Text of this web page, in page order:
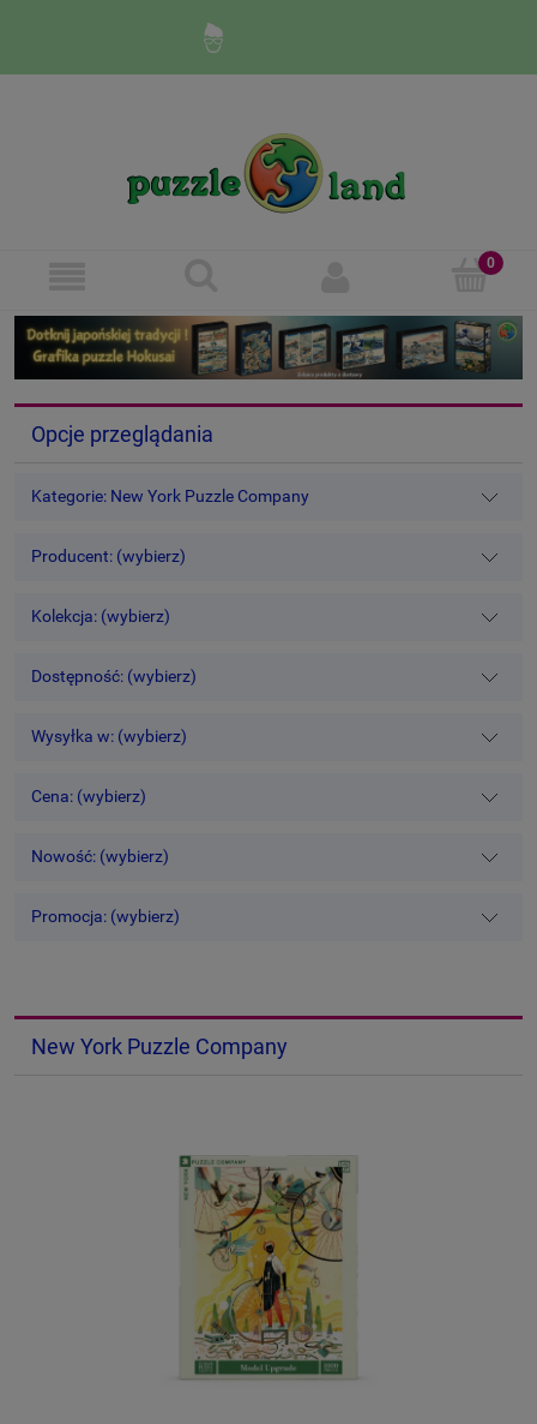
Opcje przeglądania
Kategorie: New York Puzzle Company
Producent: (wybierz)
Kolekcja: (wybierz)
Dostępność: (wybierz)
Wysyłka w: (wybierz)
Cena: (wybierz)
Nowość: (wybierz)
Promocja: (wybierz)
New York Puzzle Company